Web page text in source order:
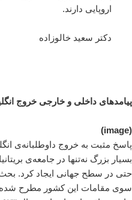
اروپایی دارند.
دکتر سعید خالوزاده
پیامدهای داخلی و خارجی خروج
(image)
پاسخ مثبت به خروج داوطلبانه‌ی
بسیار بزرگ نه‌تنها در جامعه‌ی
حتی در سطح جهانی ایجاد کرد.
سوی مقامات این کشور مطرح شده